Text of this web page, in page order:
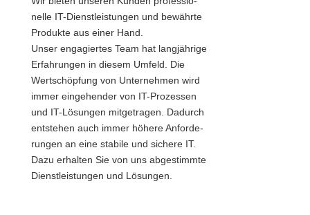
nel­le IT-Dienst­leis­tun­gen und bewähr­te
Pro­duk­te aus einer Hand.
Unser enga­gier­tes Team hat lang­jäh­ri­ge
Erfah­run­gen in die­sem Umfeld. Die
Wert­schöp­fung von Unter­neh­men wird
immer ein­ge­hen­der von IT-Pro­zes­sen
und IT-Lösun­gen mit­ge­tra­gen. Dadurch
ent­ste­hen auch immer höhe­re Anfor­de­
run­gen an eine sta­bi­le und siche­re IT.
Dazu erhal­ten Sie von uns abge­stimm­te
Dienst­leis­tun­gen und Lösun­gen.